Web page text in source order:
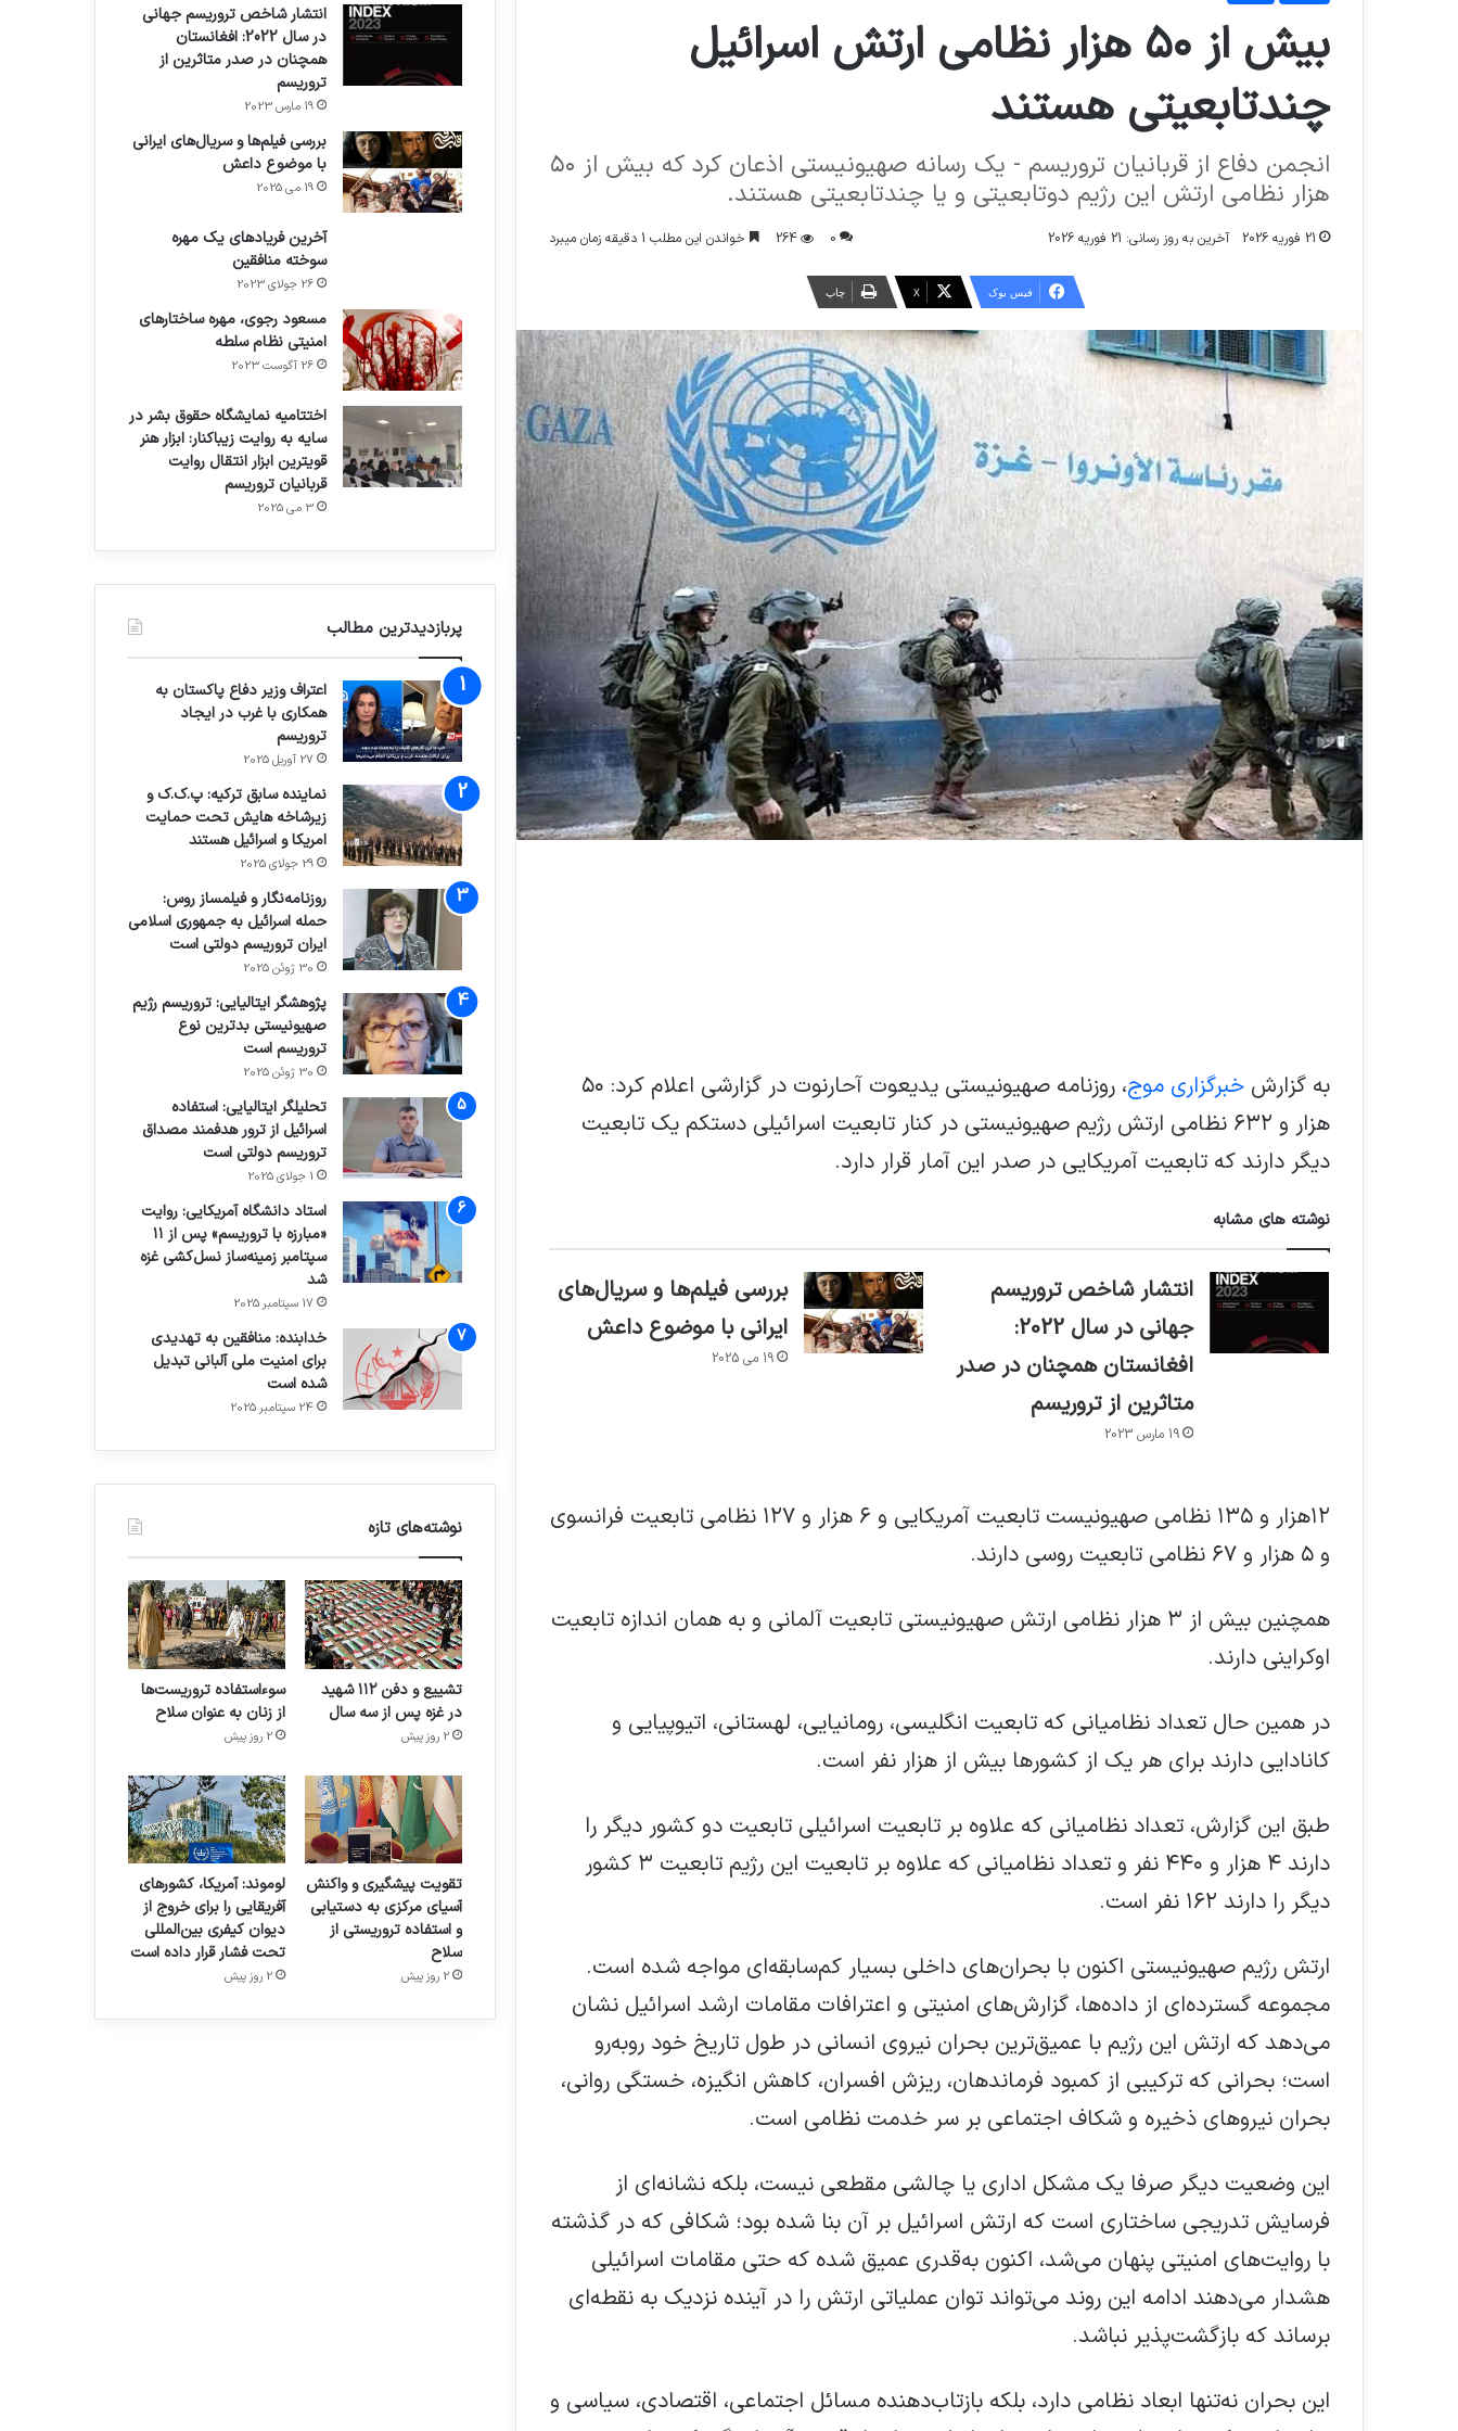
بیش از ۵۰ هزار نظامی ارتش اسرائیل
چندتابعیتی هستند
انجمن دفاع از قربانیان تروریسم - یک رسانه صهیونیستی اذعان کرد که بیش از ۵۰
هزار نظامی ارتش این رژیم دوتابعیتی و یا چندتابعیتی هستند.
21 فوریه 2026 آخرین به روز رسانی: 21 فوریه 2026 0
264 خواندن این مطلب 1 دقیقه زمان میبرد
فیس بوک X چاپ
به گزارش خبرگزاری موج
، روزنامه صهیونیستی یدیعوت آحارنوت در گزارشی اعلام کرد: ۵۰
هزار و ۶۳۲ نظامی ارتش رژیم صهیونیستی در کنار تابعیت اسرائیلی دستکم یک تابعیت
دیگر دارند که تابعیت آمریکایی در صدر این آمار قرار دارد.
نوشته های مشابه
انتشار شاخص تروریسم
جهانی در سال 2022:
افغانستان همچنان در صدر
متاثرین از تروریسم
19 مارس 2023
بررسی فیلم‌ها و سریال‌های
ایرانی با موضوع داعش
19 می 2025
۱۲هزار و ۱۳۵ نظامی صهیونیست تابعیت آمریکایی و ۶ هزار و ۱۲۷ نظامی تابعیت فرانسوی
و ۵ هزار و ۶۷ نظامی تابعیت روسی دارند.
همچنین بیش از ۳ هزار نظامی ارتش صهیونیستی تابعیت آلمانی و به همان اندازه تابعیت
اوکراینی دارند.
در همین حال تعداد نظامیانی که تابعیت انگلیسی، رومانیایی، لهستانی، اتیوپیایی و
کانادایی دارند برای هر یک از کشورها بیش از هزار نفر است.
طبق این گزارش، تعداد نظامیانی که علاوه بر تابعیت اسرائیلی تابعیت دو کشور دیگر را
دارند ۴ هزار و ۴۴۰ نفر و تعداد نظامیانی که علاوه بر تابعیت این رژیم تابعیت ۳ کشور
دیگر را دارند ۱۶۲ نفر است.
ارتش رژیم صهیونیستی اکنون با بحران‌های داخلی بسیار کم‌سابقه‌ای مواجه شده است.
مجموعه گسترده‌ای از داده‌ها، گزارش‌های امنیتی و اعترافات مقامات ارشد اسرائیل نشان
می‌دهد که ارتش این رژیم با عمیق‌ترین بحران نیروی انسانی در طول تاریخ خود روبه‌رو
است؛ بحرانی که ترکیبی از کمبود فرماندهان، ریزش افسران، کاهش انگیزه، خستگی روانی،
بحران نیروهای ذخیره و شکاف اجتماعی بر سر خدمت نظامی است.
این وضعیت دیگر صرفا یک مشکل اداری یا چالشی مقطعی نیست، بلکه نشانه‌ای از
فرسایش تدریجی ساختاری است که ارتش اسرائیل بر آن بنا شده بود؛ شکافی که در گذشته
با روایت‌های امنیتی پنهان می‌شد، اکنون به‌قدری عمیق شده که حتی مقامات اسرائیلی
هشدار می‌دهند ادامه این روند می‌تواند توان عملیاتی ارتش را در آینده نزدیک به نقطه‌ای
برساند که بازگشت‌پذیر نباشد.
این بحران نه‌تنها ابعاد نظامی دارد، بلکه بازتاب‌دهنده مسائل اجتماعی، اقتصادی، سیاسی و
حمایت از تروریسم شهرک‌نشینان
صهیونیست در آستانه انتخابات در رژیم
صهیونیستی
انتشار شاخص تروریسم جهانی
در سال 2022: افغانستان
همچنان در صدر متاثرین از
تروریسم
19 مارس 2023
بررسی فیلم‌ها و سریال‌های ایرانی
با موضوع داعش
19 می 2025
آخرین فریادهای یک مهره
سوخته منافقین
26 جولای 2023
مسعود رجوی، مهره ساختارهای
امنیتی نظام سلطه
26 آگوست 2023
اختتامیه نمایشگاه حقوق بشر در
سایه به روایت زیباکنار: ابزار هنر
قویترین ابزار انتقال روایت
قربانیان تروریسم
3 می 2025
پربازدیدترین مطالب
اعتراف وزیر دفاع پاکستان به
همکاری با غرب در ایجاد
تروریسم
27 آوریل 2025
نماینده سابق ترکیه: پ.ک.ک و
زیرشاخه هایش تحت حمایت
امریکا و اسرائیل هستند
29 جولای 2025
روزنامه‌نگار و فیلمساز روس:
حمله اسرائیل به جمهوری اسلامی
ایران تروریسم دولتی است
30 ژوئن 2025
پژوهشگر ایتالیایی: تروریسم رژیم
صهیونیستی بدترین نوع
تروریسم است
30 ژوئن 2025
تحلیلگر ایتالیایی: استفاده
اسرائیل از ترور هدفمند مصداق
تروریسم دولتی است
1 جولای 2025
استاد دانشگاه آمریکایی: روایت
«مبارزه با تروریسم» پس از ۱۱
سپتامبر زمینه‌ساز نسل‌کشی غزه
شد
17 سپتامبر 2025
خدابنده: منافقین به تهدیدی
برای امنیت ملی آلبانی تبدیل
شده است
24 سپتامبر 2025
نوشته‌های تازه
تشییع و دفن ۱۱۲ شهید
در غزه پس از سه سال
2 روز پیش
سوءاستفاده تروریست‌ها
از زنان به عنوان سلاح
2 روز پیش
تقویت پیشگیری و واکنش
آسیای مرکزی به دستیابی
و استفاده تروریستی از
سلاح
2 روز پیش
لوموند: آمریکا، کشورهای
آفریقایی را برای خروج از
دیوان کیفری بین‌المللی
تحت فشار قرار داده است
2 روز پیش